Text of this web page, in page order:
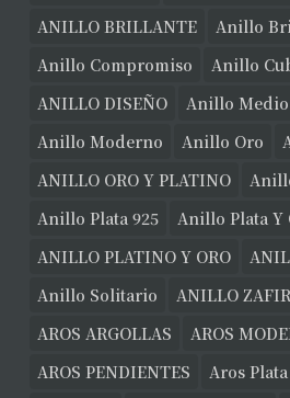
ANILLO BRILLANTE
Anillo
Anillo Compromiso
Anillo
ANILLO DISEÑO
Anillo
Anillo Moderno
Anillo Oro
ANILLO ORO Y PLATINO
Anillo Plata 925
Anillo Plata Y
ANILLO PLATINO Y ORO
Anillo Solitario
ANILLO
AROS ARGOLLAS
AROS
AROS PENDIENTES
Aros Plata